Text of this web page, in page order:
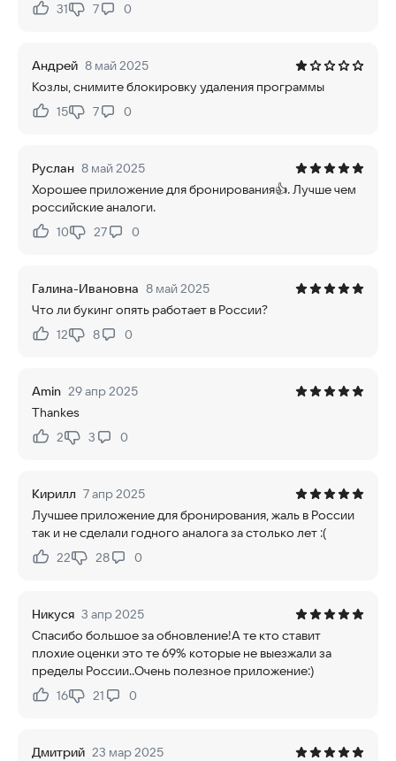
Нравится:
31Не нравится:
7 0
Андрей 8 май 2025
Козлы, снимите блокировку удаления программы
Нравится:
15Не нравится:
7 0
Руслан 8 май 2025
Хорошее приложение для бронирования👍. Лучше чем
российские аналоги.
Нравится:
10Не нравится:
27 0
Галина-Ивановна 8 май 2025
Что ли букинг опять работает в России?
Нравится:
12Не нравится:
8 0
Amin 29 апр 2025
Thankes
Нравится:
2Не нравится:
3 0
Кирилл 7 апр 2025
Лучшее приложение для бронирования, жаль в России
так и не сделали годного аналога за столько лет :(
Нравится:
22Не нравится:
28 0
Никуся 3 апр 2025
Спасибо большое за обновление!А те кто ставит
плохие оценки это те 69% которые не выезжали за
пределы России..Очень полезное приложение:)
Нравится:
16Не нравится:
21 0
Дмитрий 23 мар 2025